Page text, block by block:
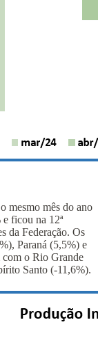
mesmo mês do ano
ficou na 12ª
da Federação. Os
Paraná (5,5%) e
com o Rio Grande
Santo (-11,6%).